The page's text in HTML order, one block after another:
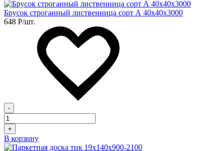
Брусок строганный лиственница сорт А 40х40х3000
648 Р/шт.
-
+
В корзину